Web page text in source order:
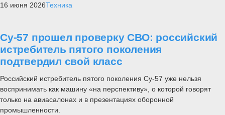
16 июня 2026Техника
Су-57 прошел проверку СВО: российский
истребитель пятого поколения
подтвердил свой класс
Российский истребитель пятого поколения Су-57 уже нельзя
воспринимать как машину «на перспективу», о которой говорят
только на авиасалонах и в презентациях оборонной
промышленности.